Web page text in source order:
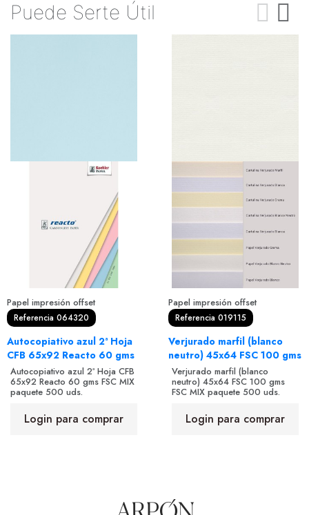
Puede Serte Útil
Papel impresión offset
Referencia 064320
Autocopiativo azul 2ª Hoja
CFB 65x92 Reacto 60 gms
Autocopiativo azul 2ª Hoja CFB
65x92 Reacto 60 gms FSC MIX
paquete 500 uds.
Login para comprar
Papel impresión offset
Referencia 019115
Verjurado marfil (blanco
neutro) 45x64 FSC 100 gms
Verjurado marfil (blanco
neutro) 45x64 FSC 100 gms
FSC MIX paquete 500 uds.
Login para comprar